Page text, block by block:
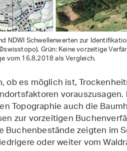
NDWI Schwellenwerten zur
Grün: Keine vorzeitige
vom 16.8.2018 als Vergleich.
ob es möglich ist,
Topographie auch die
zur vorzeitigen
Buchenbestände zeigten im
oder weiter vom